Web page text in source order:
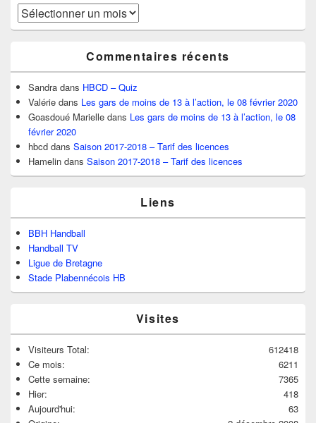
Archives
Commentaires récents
Sandra dans HBCD – Quiz
Valérie dans Les gars de moins de 13 à l’action, le 08 février 2020
Goasdoué Marielle dans Les gars de moins de 13 à l’action, le 08
février 2020
hbcd dans Saison 2017-2018 – Tarif des licences
Hamelin dans Saison 2017-2018 – Tarif des licences
Liens
BBH Handball
Handball TV
Ligue de Bretagne
Stade Plabennécois HB
Visites
612418
Visiteurs Total:
6211
Ce mois:
7365
Cette semaine:
418
Hier:
63
Aujourd'hui: